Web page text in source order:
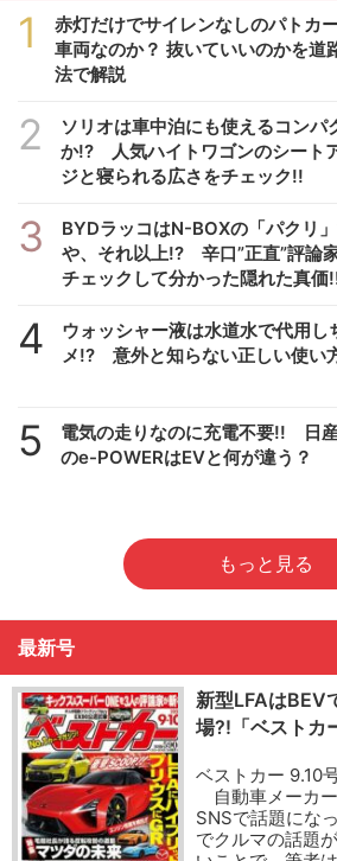
1
赤灯だけでサイレンなしのパトカ
車両なのか？ 抜いていいのかを道
法で解説
2
ソリオは車中泊にも使えるコンパ
か!? 人気ハイトワゴンのシート
ジと寝られる広さをチェック!!
3
BYDラッコはN-BOXの「パクリ
や、それ以上!? 辛口”正直”評論
チェックして分かった隠れた真価
4
ウォッシャー液は水道水で代用し
メ!? 意外と知らない正しい使い
5
電気の走りなのに充電不要!! 日
のe-POWERはEVと何が違う？
もっと見る
最新号
新型LFAはBEV
場?!「ベストカ
ベストカー 9.10
自動車メーカ
SNSで話題にな
でクルマの話題